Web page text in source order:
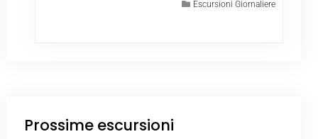
Escursioni Giornaliere
Prossime escursioni